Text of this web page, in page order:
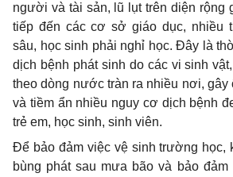
người và tài sản, lũ lụt trên diện rộng
tiếp đến các cơ sở giáo dục, nhiều
sâu, học sinh phải nghỉ học. Đây là
dịch bệnh phát sinh do các vi sinh
theo dòng nước tràn ra nhiều nơi, gây
và tiềm ẩn nhiều nguy cơ dịch bệnh
trẻ em, học sinh, sinh viên.
Để bảo đảm việc vệ sinh trường học,
bùng phát sau mưa bão và bảo